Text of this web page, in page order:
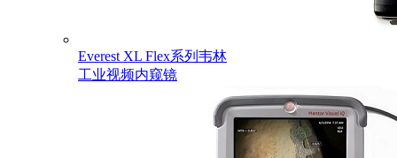
Everest XL Flex系列韦林
工业视频内窥镜